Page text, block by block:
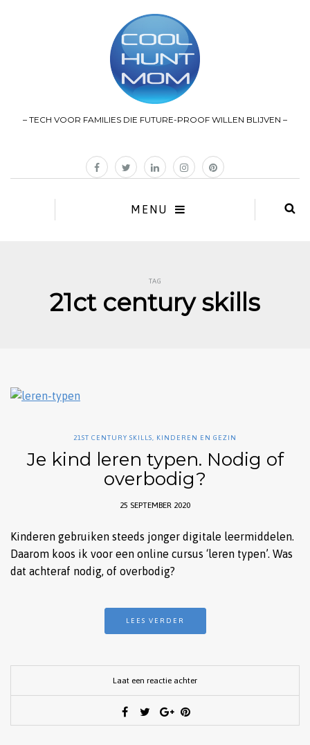
– TECH VOOR FAMILIES DIE FUTURE-PROOF WILLEN BLIJVEN –
MENU
TAG
21ct century skills
21ST CENTURY SKILLS, KINDEREN EN GEZIN
Je kind leren typen. Nodig of
overbodig?
25 SEPTEMBER 2020
Kinderen gebruiken steeds jonger digitale leermiddelen.
Daarom koos ik voor een online cursus ‘leren typen’. Was
dat achteraf nodig, of overbodig?
LEES VERDER
Laat een reactie achter